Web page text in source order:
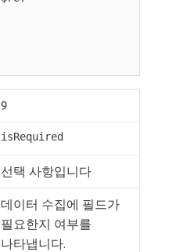
9
isRequired
선택 사항입니다
데이터 수집에 필드가
필요한지 여부를
나타냅니다.